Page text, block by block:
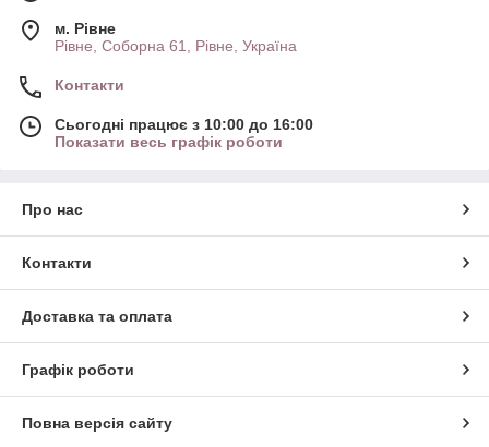
м. Рівне
Рівне, Соборна 61, Рівне, Україна
Контакти
Сьогодні працює з 10:00 до 16:00
Показати весь графік роботи
Про нас
Контакти
Доставка та оплата
Графік роботи
Повна версія сайту